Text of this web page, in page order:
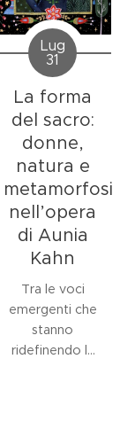
Lug
31
La forma
del sacro:
donne,
natura e
metamorfosi
nell’opera
di Aunia
Kahn
Tra le voci
emergenti che
stanno
ridefinendo la